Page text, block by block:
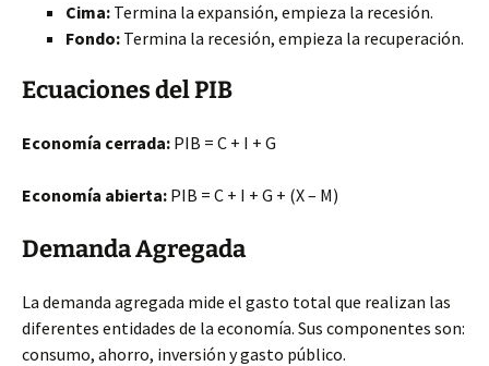
Cima: Termina la expansión, empieza la recesión.
Fondo: Termina la recesión, empieza la recuperación.
Ecuaciones del PIB
Economía cerrada: PIB = C + I + G
Economía abierta: PIB = C + I + G + (X – M)
Demanda Agregada
La demanda agregada mide el gasto total que realizan las
diferentes entidades de la economía. Sus componentes son:
consumo, ahorro, inversión y gasto público.